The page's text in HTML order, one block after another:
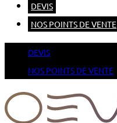
DEVIS
NOS POINTS DE VENTE
DEVIS
NOS POINTS DE VENTE